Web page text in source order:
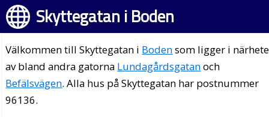
Skyttegatan i Boden
Välkommen till Skyttegatan i Bodensom ligger i
av bland andra gatorna Lundagårdsgatanoch
Befälsvägen. Alla hus på Skyttegatan har postnummer
96136.